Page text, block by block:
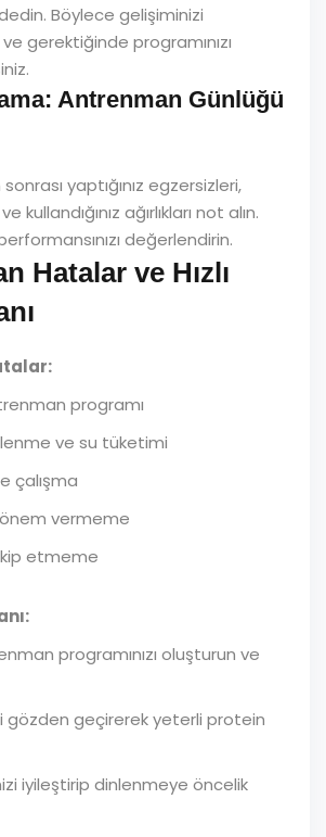
Böylece gelişiminizi
gerektiğinde programınızı
Antrenman Günlüğü
yaptığınız egzersizleri,
kullandığınız ağırlıkları not alın.
değerlendirin.
Hatalar ve Hızlı
programı
ve su tüketimi
çalışma
vermeme
etmeme
programınızı oluşturun ve
gözden geçirerek yeterli protein
iyileştirip dinlenmeye öncelik